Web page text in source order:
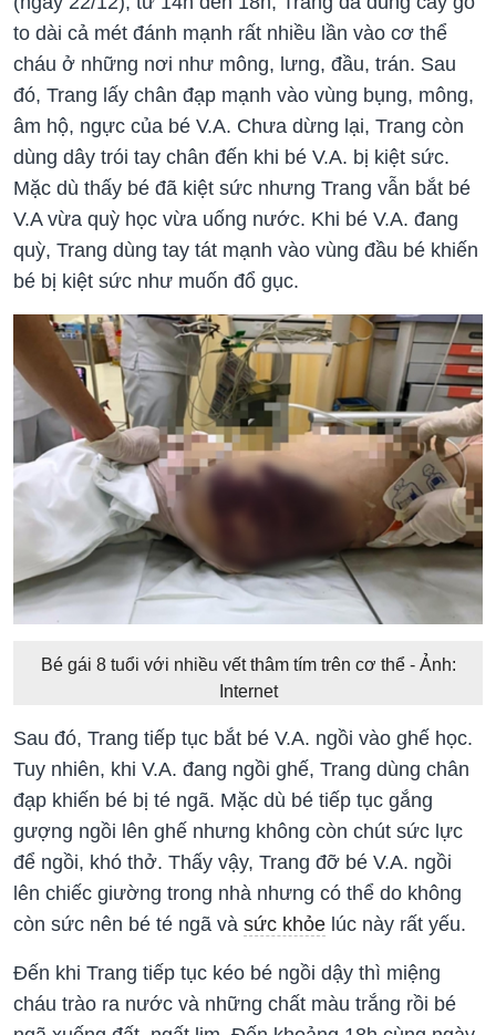
to dài cả mét đánh mạnh rất nhiều lần vào cơ thể
cháu ở những nơi như mông, lưng, đầu, trán. Sau
đó, Trang lấy chân đạp mạnh vào vùng bụng, mông,
âm hộ, ngực của bé V.A. Chưa dừng lại, Trang còn
dùng dây trói tay chân đến khi bé V.A. bị kiệt sức.
Mặc dù thấy bé đã kiệt sức nhưng Trang vẫn bắt bé
V.A vừa quỳ học vừa uống nước. Khi bé V.A. đang
quỳ, Trang dùng tay tát mạnh vào vùng đầu bé khiến
bé bị kiệt sức như muốn đổ gục.
Bé gái 8 tuổi với nhiều vết thâm tím trên cơ thể - Ảnh:
Internet
Sau đó, Trang tiếp tục bắt bé V.A. ngồi vào ghế học.
Tuy nhiên, khi V.A. đang ngồi ghế, Trang dùng chân
đạp khiến bé bị té ngã. Mặc dù bé tiếp tục gắng
gượng ngồi lên ghế nhưng không còn chút sức lực
để ngồi, khó thở. Thấy vậy, Trang đỡ bé V.A. ngồi
lên chiếc giường trong nhà nhưng có thể do không
còn sức nên bé té ngã và sức khỏe lúc này rất yếu.
Đến khi Trang tiếp tục kéo bé ngồi dậy thì miệng
cháu trào ra nước và những chất màu trắng rồi bé